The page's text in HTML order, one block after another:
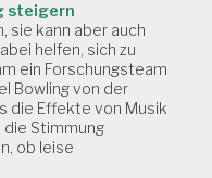
steigern
sie kann aber auch
helfen, sich zu
ein Forschungsteam
Bowling von der
die Effekte von Musik
Stimmung
ob leise